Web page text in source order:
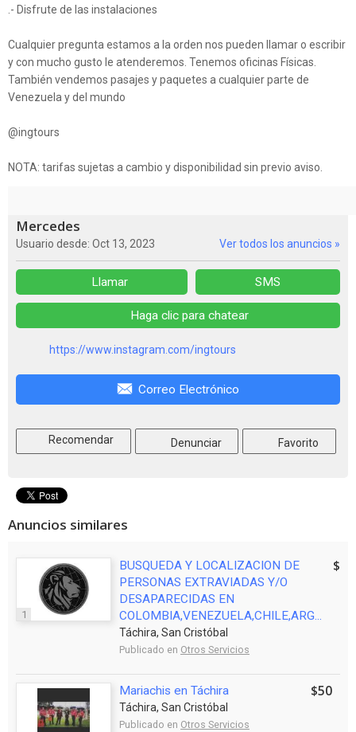
.- Disfrute de las instalaciones
Cualquier pregunta estamos a la orden nos pueden llamar o escribir
y con mucho gusto le atenderemos. Tenemos oficinas Físicas.
También vendemos pasajes y paquetes a cualquier parte de
Venezuela y del mundo
@ingtours
NOTA: tarifas sujetas a cambio y disponibilidad sin previo aviso.
Mercedes
Usuario desde: Oct 13, 2023 Ver todos los anuncios »
Llamar SMS
Haga clic para chatear
https://www.instagram.com/ingtours
Correo Electrónico
Recomendar Denunciar Favorito
Anuncios similares
1
BUSQUEDA Y LOCALIZACION DE
PERSONAS EXTRAVIADAS Y/O
DESAPARECIDAS EN
COLOMBIA,VENEZUELA,CHILE,ARG...
Táchira, San Cristóbal
Publicado en Otros Servicios
Mariachis en Táchira
Táchira, San Cristóbal
Publicado en Otros Servicios
$50